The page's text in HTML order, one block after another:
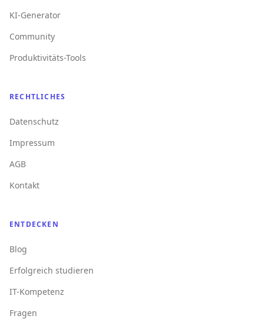
KI-Generator
Community
Produktivitäts-Tools
RECHTLICHES
Datenschutz
Impressum
AGB
Kontakt
ENTDECKEN
Blog
Erfolgreich studieren
IT-Kompetenz
Fragen